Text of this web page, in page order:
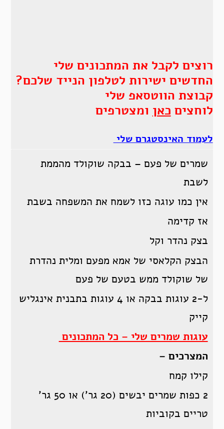
רוצים לקבל את המתכונים שלי
החדשים ישירות לטלפון הנייד שלכם?
קבוצת הווטסאפ שלי
לוחצים כאן ומצטרפים
לעמוד האינסטגרם שלי
שמרים של פעם – בבקה שוקולד מהממת
לשבת
אין כמו עוגה כזו לשמח את המשפחה בשבת
אז קדימה
בצק נהדר וקל
הבצק הקלאסי של אמא מפעם ומלית נהדרת
של שוקולד ממש בטעם של פעם
ל-2 עוגות בבקה או 4 עוגות בתבנית אינגליש
קייק
עוגות שמרים שלי – כל המתכונים
המצרכים –
קילו קמח
2 כפות שמרים יבשים (20 גר’) או 50 גר’
טריים בקוביות